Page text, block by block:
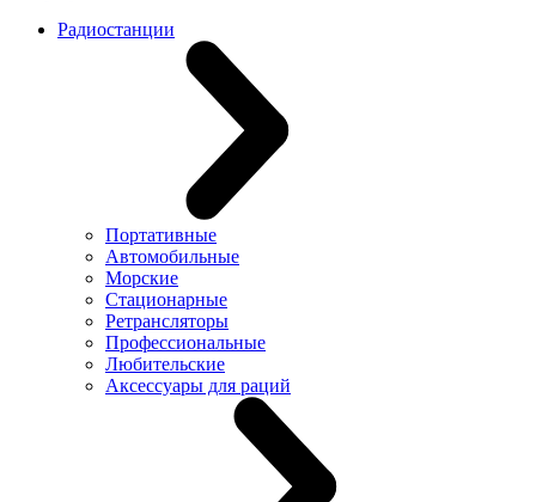
Радиостанции
Портативные
Автомобильные
Морские
Стационарные
Ретрансляторы
Профессиональные
Любительские
Аксессуары для раций